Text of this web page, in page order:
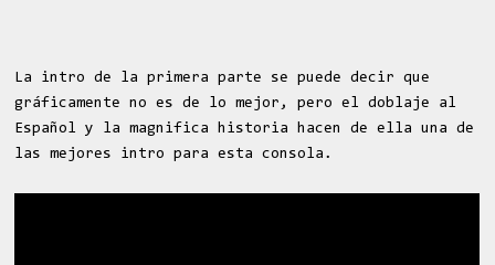
La intro de la primera parte se puede decir que
gráficamente no es de lo mejor, pero el doblaje al
Español y la magnifica historia hacen de ella una de
las mejores intro para esta consola.